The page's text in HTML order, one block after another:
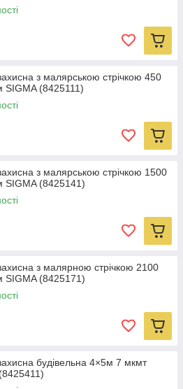
з малярською стрічкою 450
(8425111)
з малярською стрічкою 1500
SIGMA (8425141)
з малярною стрічкою 2100
SIGMA (8425171)
будівельна 4×5м 7 мкмт